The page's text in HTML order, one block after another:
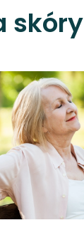
skóry